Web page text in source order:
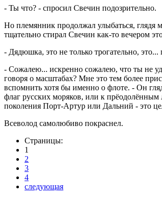
- Ты что? - спросил Свечин подозрительно.
Но племянник продолжал улыбаться, глядя
тщательно стирал Свечин как-то вечером
- Дядюшка, это не только трогательно,
- Сожалею... искренно сожалею, что ты не
говоря о масштабах? Мне это тем более
вспомнить хотя бы именно о флоте. - Он
флаг русских моряков, или к
поколения Порт-Артур или Дальний - это
Всеволод самолюбиво покраснел.
Страницы:
1
2
3
4
следующая